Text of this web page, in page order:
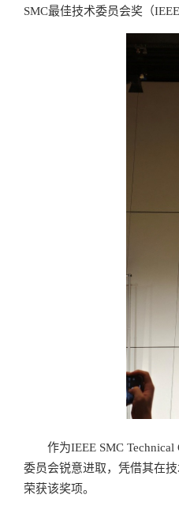
SMC最佳技术委员会奖（
作为IEEE SMC
委员会锐意进取，凭借其在
荣获该奖项。